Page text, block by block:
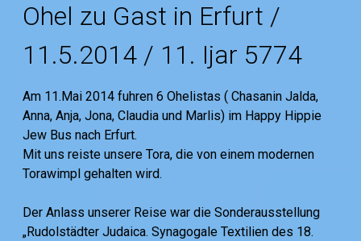
Ohel zu Gast in Erfurt /
11.5.2014 / 11. Ijar 5774
Am 11.Mai 2014 fuhren 6 Ohelistas ( Chasanin Jalda,
Anna, Anja, Jona, Claudia und Marlis) im Happy Hippie
Jew Bus nach Erfurt.
Mit uns reiste unsere Tora, die von einem modernen
Torawimpl gehalten wird.
Der Anlass unserer Reise war die Sonderausstellung
„Rudolstädter Judaica. Synagogale Textilien des 18.